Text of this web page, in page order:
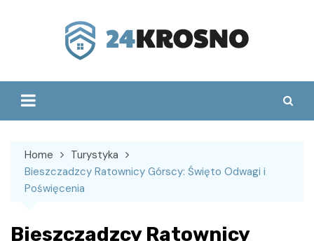
Home
Turystyka
Bieszczadzcy Ratownicy Górscy: Święto Odwagi i
Poświęcenia
Bieszczadzcy Ratownicy